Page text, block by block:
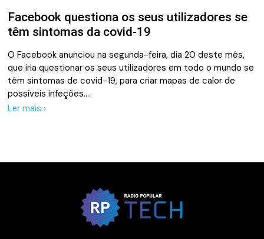
Facebook questiona os seus utilizadores se
têm sintomas da covid-19
O Facebook anunciou na segunda-feira, dia 20 deste mês,
que iria questionar os seus utilizadores em todo o mundo se
têm sintomas de covid-19, para criar mapas de calor de
possíveis infeções.…
Ler mais ›